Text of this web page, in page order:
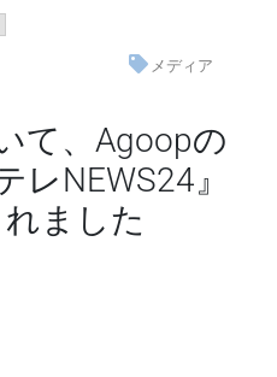
メディア
て、Agoopの
レNEWS24』
ました